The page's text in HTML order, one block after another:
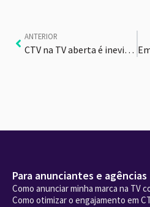
ANTERIOR
CTV na TV aberta é inevitável
Para anunciantes e agências
Como anunciar minha marca na TV
Como otimizar o engajamento em